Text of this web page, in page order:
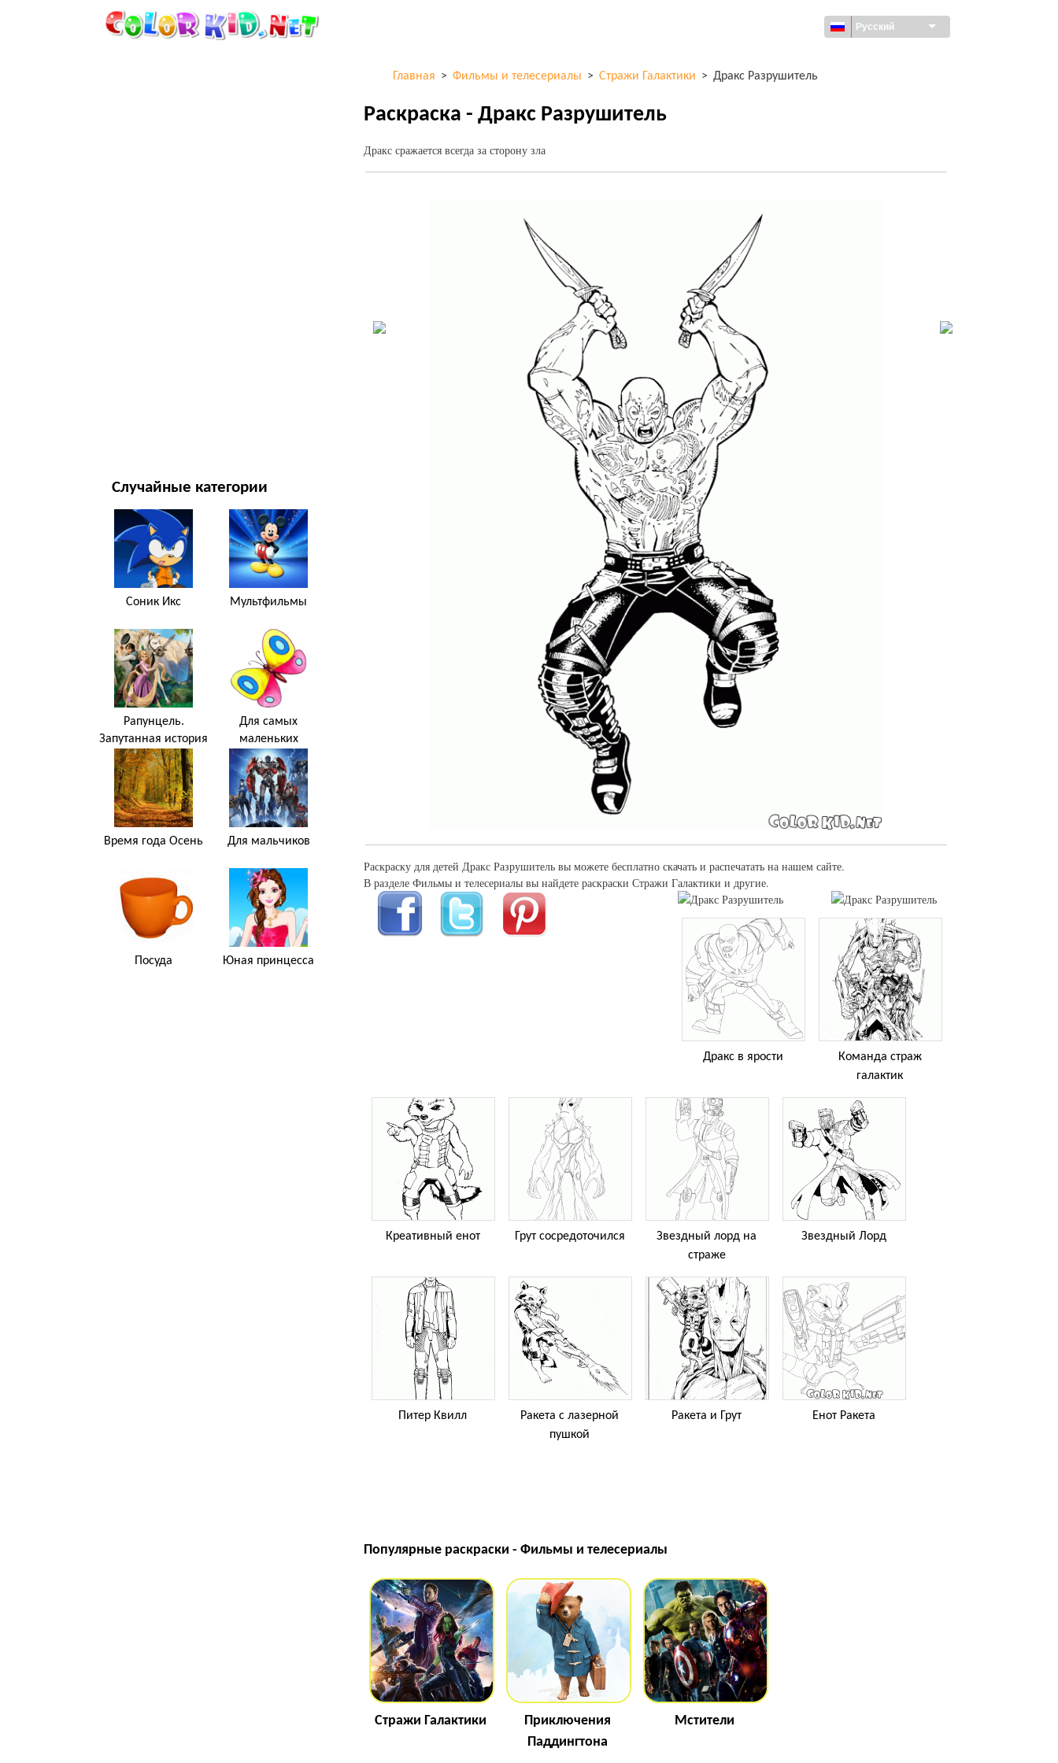
Русский
Случайные категории
Соник Икс Мультфильмы
Рапунцель.
Запутанная история
Для самых
маленьких
Время года Осень Для мальчиков
Посуда Юная принцесса
Главная > Фильмы и телесериалы > Стражи Галактики > Дракс Разрушитель
Раскраска - Дракс Разрушитель
Дракс сражается всегда за сторону зла
Раскраску для детей Дракс Разрушитель вы можете бесплатно скачать и распечатать на нашем сайте.
В разделе Фильмы и телесериалы вы найдете раскраски Стражи Галактики и другие.
Дракс в ярости
Команда страж
галактик
Креативный енот Грут сосредоточился
Звездный лорд на
страже
Звездный Лорд
Питер Квилл
Ракета с лазерной
пушкой
Ракета и Грут Енот Ракета
Популярные раскраски - Фильмы и телесериалы
Стражи Галактики
Приключения
Паддингтона
Мстители